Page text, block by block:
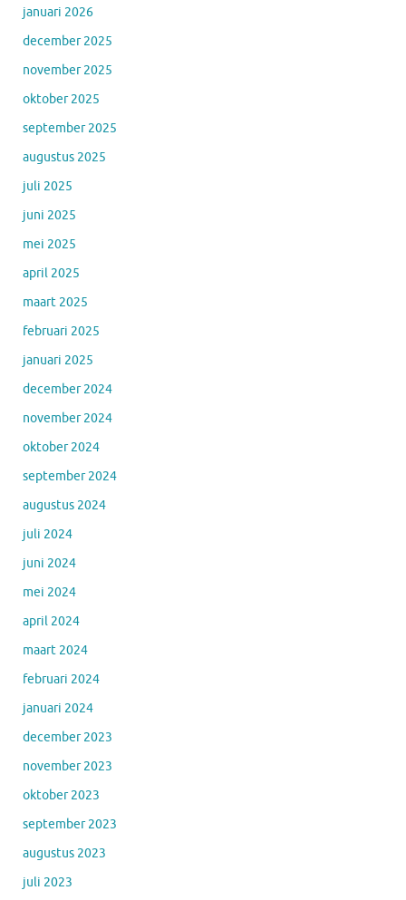
januari 2026
december 2025
november 2025
oktober 2025
september 2025
augustus 2025
juli 2025
juni 2025
mei 2025
april 2025
maart 2025
februari 2025
januari 2025
december 2024
november 2024
oktober 2024
september 2024
augustus 2024
juli 2024
juni 2024
mei 2024
april 2024
maart 2024
februari 2024
januari 2024
december 2023
november 2023
oktober 2023
september 2023
augustus 2023
juli 2023